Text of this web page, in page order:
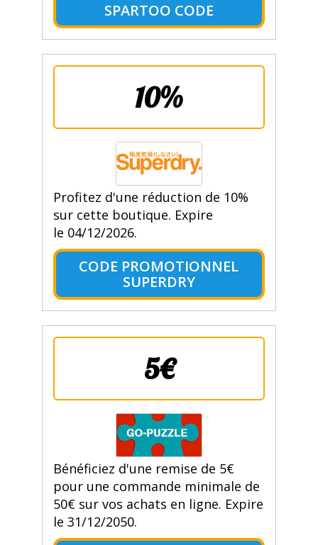
SPARTOO CODE
10%
Profitez d'une réduction de 10%
sur cette boutique. Expire
le 04/12/2026.
CODE PROMOTIONNEL
SUPERDRY
5€
Bénéficiez d'une remise de 5€
pour une commande minimale de
50€ sur vos achats en ligne. Expire
le 31/12/2050.